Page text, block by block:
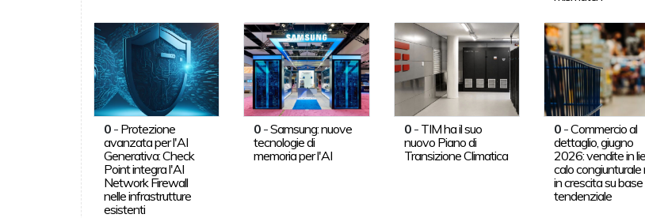
0- Protezione
avanzata per l'AI
Generativa: Check
Point integra l'AI
Network Firewall
nelle infrastrutture
esistenti
0 -Samsung: nuove
tecnologie di
memoria per l'AI
0- TIM ha il suo
nuovo Piano di
Transizione Climatica
0 -Commercio al
dettaglio, giugno
2026: vendite in
calo congiunturale
in crescita su base
tendenziale